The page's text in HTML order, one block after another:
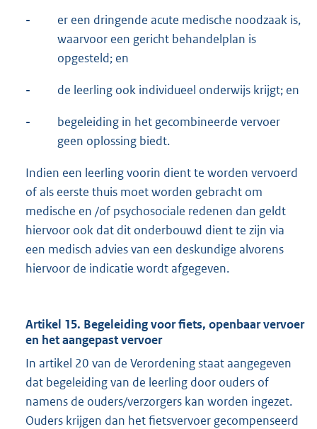
-
er een dringende acute medische noodzaak is,
waarvoor een gericht behandelplan is
opgesteld; en
- de leerling ook individueel onderwijs krijgt; en
-
begeleiding in het gecombineerde vervoer
geen oplossing biedt.
Indien een leerling voorin dient te worden vervoerd
of als eerste thuis moet worden gebracht om
medische en /of psychosociale redenen dan geldt
hiervoor ook dat dit onderbouwd dient te zijn via
een medisch advies van een deskundige alvorens
hiervoor de indicatie wordt afgegeven.
Artikel 15. Begeleiding voor fiets, openbaar vervoer
en het aangepast vervoer
In artikel 20 van de Verordening staat aangegeven
dat begeleiding van de leerling door ouders of
namens de ouders/verzorgers kan worden ingezet.
Ouders krijgen dan het fietsvervoer gecompenseerd